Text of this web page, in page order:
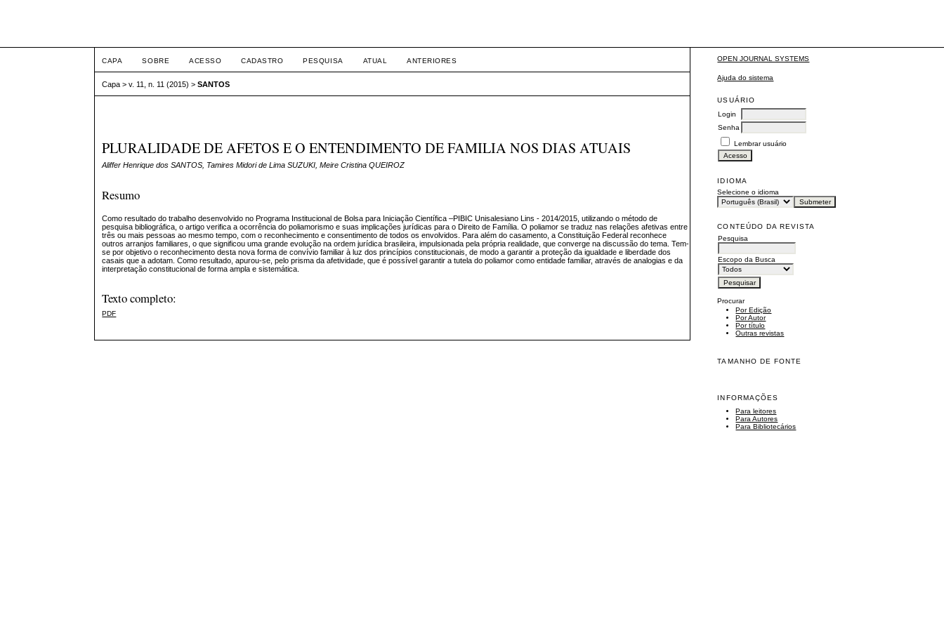
OPEN JOURNAL SYSTEMS
Ajuda do sistema
USUÁRIO
Login
Senha
Lembrar usuário
IDIOMA
Selecione o idioma
CONTEÚDO DA REVISTA
Pesquisa
Escopo da Busca
Procurar
Por Edição
Por Autor
Por título
Outras revistas
TAMANHO DE FONTE
INFORMAÇÕES
Para leitores
Para Autores
Para Bibliotecários
CAPA SOBRE ACESSO CADASTRO PESQUISA ATUAL ANTERIORES
Capa >v. 11, n. 11 (2015) >SANTOS
PLURALIDADE DE AFETOS E O ENTENDIMENTO DE FAMILIA NOS DIAS ATUAIS
Aliffer Henrique dos SANTOS, Tamires Midori de Lima SUZUKI, Meire Cristina QUEIROZ
Resumo
Como resultado do trabalho desenvolvido no Programa Institucional de Bolsa para Iniciação Científica –PIBIC Unisalesiano Lins - 2014/2015, utilizando o método de
pesquisa bibliográfica, o artigo verifica a ocorrência do poliamorismo e suas implicações jurídicas para o Direito de Família. O poliamor se traduz nas relações afetivas entre
três ou mais pessoas ao mesmo tempo, com o reconhecimento e consentimento de todos os envolvidos. Para além do casamento, a Constituição Federal reconhece
outros arranjos familiares, o que significou uma grande evolução na ordem jurídica brasileira, impulsionada pela própria realidade, que converge na discussão do tema. Tem-
se por objetivo o reconhecimento desta nova forma de convívio familiar à luz dos princípios constitucionais, de modo a garantir a proteção da igualdade e liberdade dos
casais que a adotam. Como resultado, apurou-se, pelo prisma da afetividade, que é possível garantir a tutela do poliamor como entidade familiar, através de analogias e da
interpretação constitucional de forma ampla e sistemática.
Texto completo:
PDF